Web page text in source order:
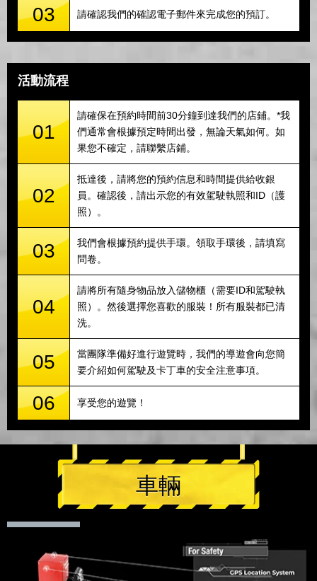
03 請確認我們的確認電子郵件來完成您的預訂。
活動流程
01
請確保在預約時間前30分鐘到達我們的店鋪。*我
們通常會根據預定時間出發，無論天氣如何。如
果您不確定，請聯繫店鋪。
02
抵達後，請將您的預約信息和時間提供給收銀
員。確認後，請出示您的有效駕駛執照和ID（護
照）。
03
我們會根據預約提供手環。領取手環後，請填寫
問卷。
04
請將所有隨身物品放入儲物櫃（需要ID和駕駛執
照）。然後選擇您喜歡的服裝！所有服裝都已清
洗。
05
當團隊準備好進行遊覽時，我們的導遊會向您簡
要介紹如何駕駛及卡丁車的安全注意事項。
06 享受您的遊覽！
車輛